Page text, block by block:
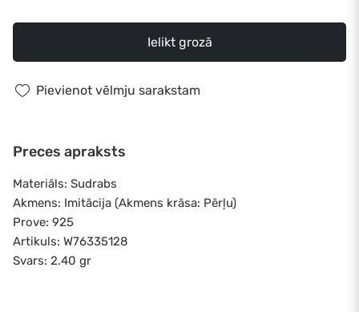
Ielikt grozā
Pievienot vēlmju sarakstam
Preces apraksts
Materiāls: Sudrabs
Akmens: Imitācija (Akmens krāsa: Pērļu)
Prove: 925
Artikuls: W76335128
Svars: 2.40 gr